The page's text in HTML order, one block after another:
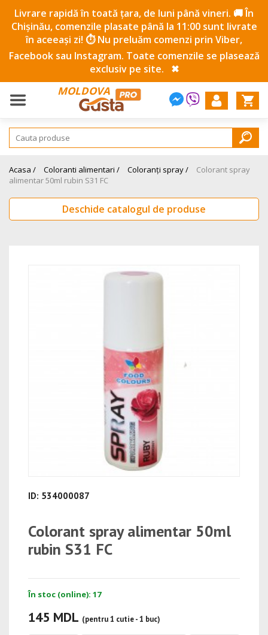
Livrare rapidă în toată țara, de luni până vineri. 🚚 În
Chișinău, comenzile plasate până la 11:00 sunt livrate
în aceeași zi! ⏱️ Nu preluăm comenzi prin Viber,
Facebook sau Instagram. Toate comenzile se plasează
exclusiv pe site.
✖
MOLDOVA
Acasa / Coloranti alimentari / Coloranți spray /
Colorant spray
alimentar 50ml rubin S31 FC
Deschide catalogul de produse
ID: 534000087
Colorant spray alimentar 50ml
rubin S31 FC
În stoc (online): 17
145 MDL (pentru 1 cutie - 1 buc)